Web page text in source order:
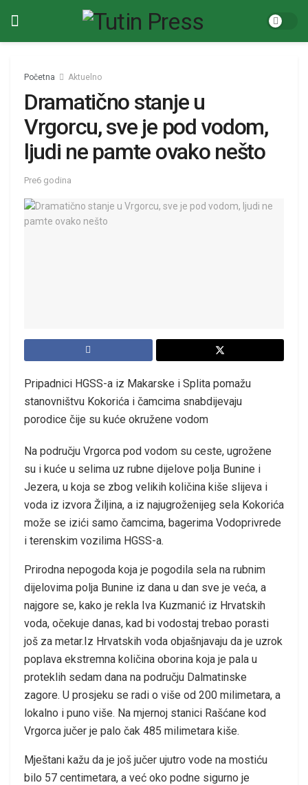
Početna Aktuelno
Dramatično stanje u
Vrgorcu, sve je pod vodom,
ljudi ne pamte ovako nešto
Pre6 godina
Pripadnici HGSS-a iz Makarske i Splita pomažu
stanovništvu Kokorića i čamcima snabdijevaju
porodice čije su kuće okružene vodom
Na području Vrgorca pod vodom su ceste, ugrožene
su i kuće u selima uz rubne dijelove polja Bunine i
Jezera, u koja se zbog velikih količina kiše slijeva i
voda iz izvora Žiljina, a iz najugroženijeg sela Kokorića
može se izići samo čamcima, bagerima Vodoprivrede
i terenskim vozilima HGSS-a.
Prirodna nepogoda koja je pogodila sela na rubnim
dijelovima polja Bunine iz dana u dan sve je veća, a
najgore se, kako je rekla Iva Kuzmanić iz Hrvatskih
voda, očekuje danas, kad bi vodostaj trebao porasti
još za metar.Iz Hrvatskih voda objašnjavaju da je uzrok
poplava ekstremna količina oborina koja je pala u
proteklih sedam dana na području Dalmatinske
zagore. U prosjeku se radi o više od 200 milimetara, a
lokalno i puno više. Na mjernoj stanici Rašćane kod
Vrgorca jučer je palo čak 485 milimetara kiše.
Mještani kažu da je još jučer ujutro vode na mostiću
bilo 57 centimetara, a već oko podne sigurno je